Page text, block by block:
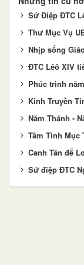
Sứ Điệp ĐTC
Thư Mục Vụ
Nhịp sống
ĐTC Lêô XIV
Phúc trình
Kinh Truyền
Năm Thánh -
Tâm Tình Mục
Canh Tân để
Sứ điệp ĐTC